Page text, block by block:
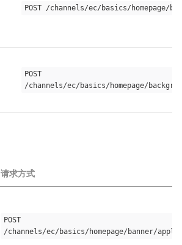
POST /channels/ec/basics/homepage/
POST
/channels/ec/basics/homepage/
请求方式
POST
/channels/ec/basics/homepage/banner/